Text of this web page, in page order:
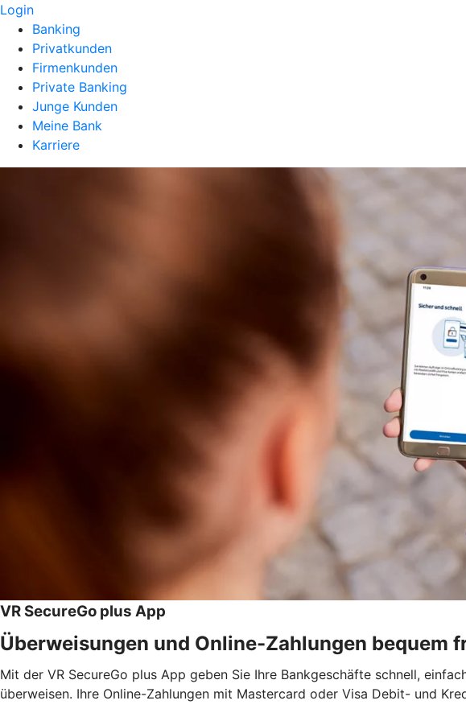
Login
Banking
Privatkunden
Firmenkunden
Private Banking
Junge Kunden
Meine Bank
Karriere
VR SecureGo plus App
Überweisungen und Online-Zahlungen bequem
Mit der VR SecureGo plus App geben Sie Ihre Bankgeschäfte schnell,
überweisen. Ihre Online-Zahlungen mit Mastercard oder Visa Debit- und